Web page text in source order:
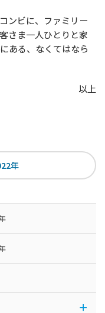
ンビに、ファミリー
さま一人ひとりと家
ある、なくてはなら
以上
年